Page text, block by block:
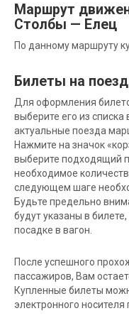
Маршрут
Столбы — Елец
По данному маршруту
Билеты на
Для оформления
выберите его из
актуальные поезда
Нажмите на значок
выберите подходящий
необходимое
следующем шаге
Будьте предельно
будут указаны в
посадке в вагон.
После успешного
пассажиров, Вам
Купленные билеты
электронного носителя